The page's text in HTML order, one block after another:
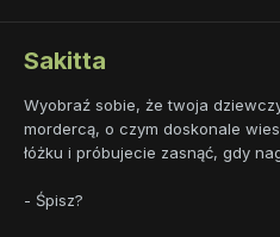
Sakitta
Wyobraź sobie, że twoja
mordercą, o czym doskonale
łóżku i próbujecie zasnąć, gdy
- Śpisz?